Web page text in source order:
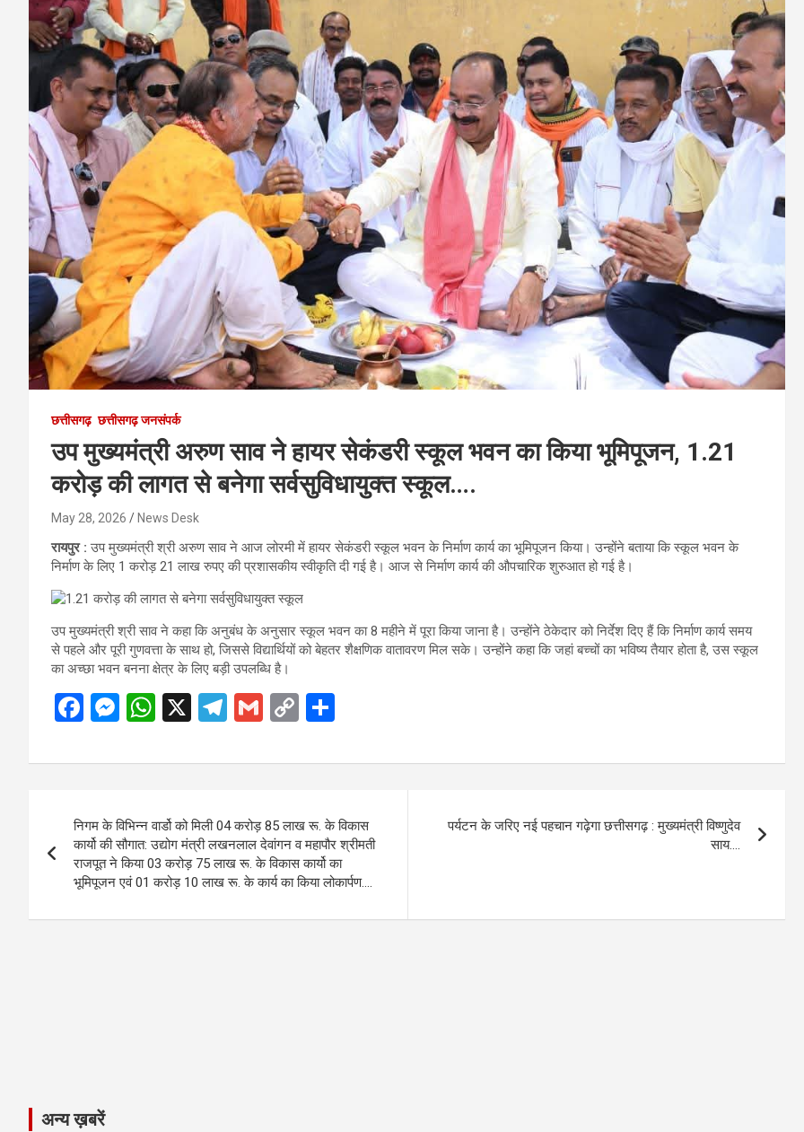
छत्तीसगढ़ छत्तीसगढ़ जनसंपर्क
उप मुख्यमंत्री अरुण साव ने हायर सेकंडरी स्कूल भवन का किया भूमिपूजन, 1.21
करोड़ की लागत से बनेगा सर्वसुविधायुक्त स्कूल….
May 28, 2026 News Desk
रायपुर :उप मुख्यमंत्री श्री अरुण साव ने आज लोरमी में हायर सेकंडरी स्कूल भवन के निर्माण कार्य का भूमिपूजन किया। उन्होंने बताया कि स्कूल भवन के
निर्माण के लिए 1 करोड़ 21 लाख रुपए की प्रशासकीय स्वीकृति दी गई है। आज से निर्माण कार्य की औपचारिक शुरुआत हो गई है।
उप मुख्यमंत्री श्री साव ने कहा कि अनुबंध के अनुसार स्कूल भवन का 8 महीने में पूरा किया जाना है। उन्होंने ठेकेदार को निर्देश दिए हैं कि निर्माण कार्य समय
से पहले और पूरी गुणवत्ता के साथ हो, जिससे विद्यार्थियों को बेहतर शैक्षणिक वातावरण मिल सके। उन्होंने कहा कि जहां बच्चों का भविष्य तैयार होता है, उस स्कूल
का अच्छा भवन बनना क्षेत्र के लिए बड़ी उपलब्धि है।
F
ce
o
o
k
M
se
g
er
W
at
A
p
p
X
T
e
a
m
G
ail
C
py
n
k
ar
navigation
निगम के विभिन्न वार्डो को मिली 04 करोड़ 85 लाख रू. के विकास
कार्यो की सौगात: उद्योग मंत्री लखनलाल देवांगन व महापौर श्रीमती
राजपूत ने किया 03 करोड़ 75 लाख रू. के विकास कार्यो का
भूमिपूजन एवं 01 करोड़ 10 लाख रू. के कार्य का किया लोकार्पण….
पर्यटन के जरिए नई पहचान गढ़ेगा छत्तीसगढ़ : मुख्यमंत्री विष्णुदेव
साय….
अन्य ख़बरें